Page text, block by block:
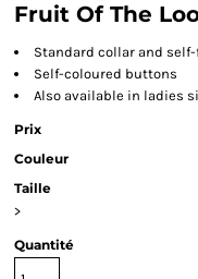
Fruit Of The
Standard collar and
Self-coloured buttons
Also available in ladies
Prix
Couleur
Taille
>
Quantité